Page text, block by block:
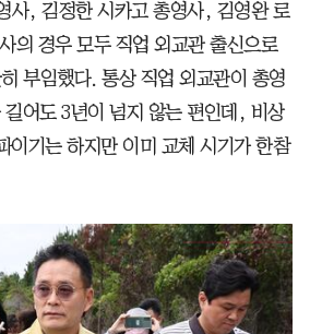
사, 김정한 시카고 총영사, 김영완 로
의 경우 모두 직업 외교관 출신으로
부임했다. 통상 직업 외교관이 총영
어도 3년이 넘지 않는 편인데, 비상
이기는 하지만 이미 교체 시기가 한참